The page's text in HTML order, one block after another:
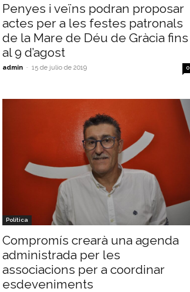
Penyes i veïns podran proposar
actes per a les festes patronals
de la Mare de Déu de Gràcia fins
al 9 d’agost
admin - 15 de julio de 2019 0
Política
Compromís crearà una agenda
administrada per les
associacions per a coordinar
esdeveniments